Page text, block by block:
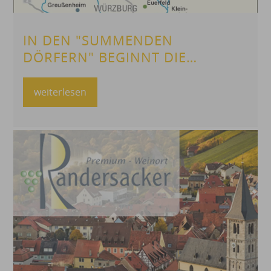
IN DEN "SUMMENDEN
DÖRFERN" BEGINNT DIE
FORSCHUNG
weiterlesen